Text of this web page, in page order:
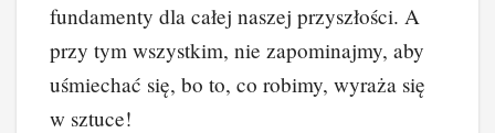
fundamenty dla całej naszej przyszłości. A
przy tym wszystkim, nie zapominajmy, aby
uśmiechać się, bo to, co robimy, wyraża się
w sztuce!